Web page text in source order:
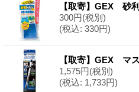
【取寄】GEX 砂
300円(税別)
(税込: 330円)
【取寄】GEX マ
1,575円(税別)
(税込: 1,733円)